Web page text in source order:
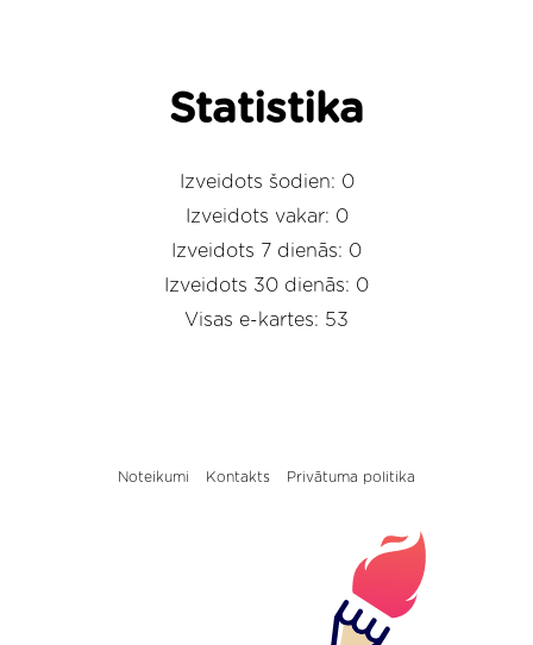
Statistika
Izveidots šodien: 0
Izveidots vakar: 0
Izveidots 7 dienās: 0
Izveidots 30 dienās: 0
Visas e-kartes: 53
Noteikumi Kontakts Privātuma politika